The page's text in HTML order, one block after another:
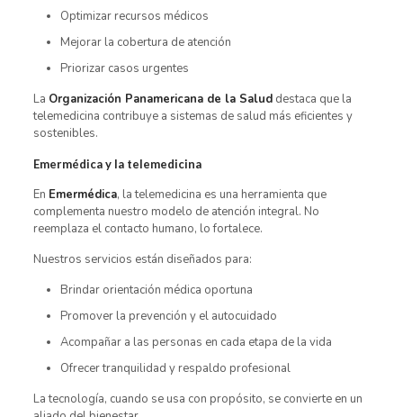
Optimizar recursos médicos
Mejorar la cobertura de atención
Priorizar casos urgentes
La Organización Panamericana de la Saluddestaca que la
telemedicina contribuye a sistemas de salud más eficientes y
sostenibles.
Emermédica y la telemedicina
En Emermédica, la telemedicina es una herramienta que
complementa nuestro modelo de atención integral. No
reemplaza el contacto humano, lo fortalece.
Nuestros servicios están diseñados para:
Brindar orientación médica oportuna
Promover la prevención y el autocuidado
Acompañar a las personas en cada etapa de la vida
Ofrecer tranquilidad y respaldo profesional
La tecnología, cuando se usa con propósito, se convierte en un